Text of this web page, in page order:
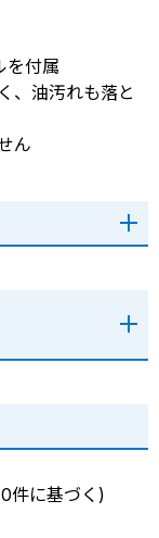
を付属
、油汚れも落と
ん
件に基づく)